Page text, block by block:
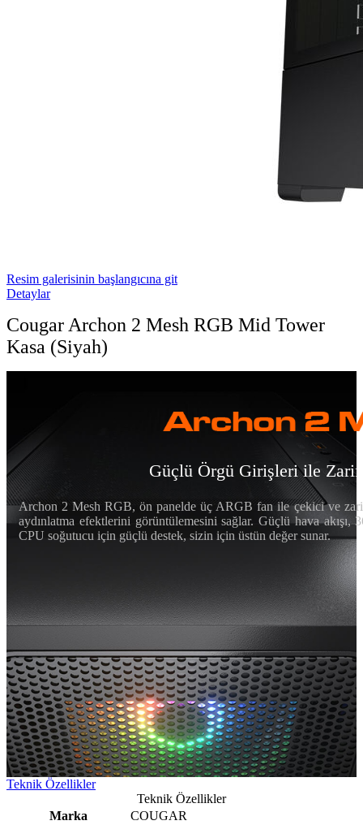
Resim galerisinin başlangıcına git
Detaylar
Cougar Archon 2 Mesh RGB Mid Tower
Kasa (Siyah)
Güçlü Örgü Girişleri ile
Archon 2 Mesh RGB, ön panelde üç ARGB fan ile çekici ve zarif
aydınlatma efektlerini görüntülemesini sağlar. Güçlü hava
CPU soğutucu için güçlü destek, sizin için üstün değer sunar.
Teknik Özellikler
Teknik Özellikler
Marka
COUGAR